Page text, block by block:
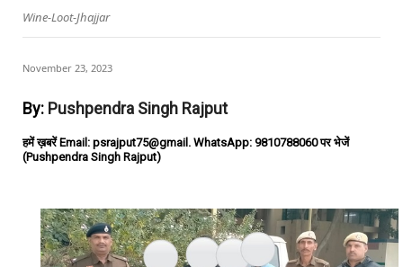
Wine-Loot-Jhajjar
November 23, 2023
By: Pushpendra Singh Rajput
हमें ख़बरें Email: psrajput75@gmail. WhatsApp: 9810788060 पर भेजें
(Pushpendra Singh Rajput)